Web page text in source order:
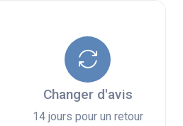
Changer d'avis
14 jours pour un retour